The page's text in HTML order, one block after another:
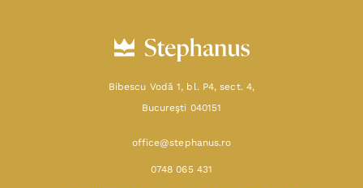
Bibescu Vodă 1, bl. P4, sect. 4,
Bucureşti 040151
office@stephanus.ro
0748 065 431